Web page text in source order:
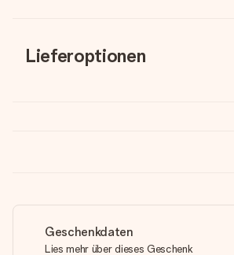
Lieferoptionen
Geschenkdaten
Lies mehr über dieses Geschenk